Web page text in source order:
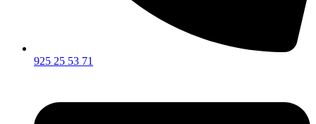
925 25 53 71